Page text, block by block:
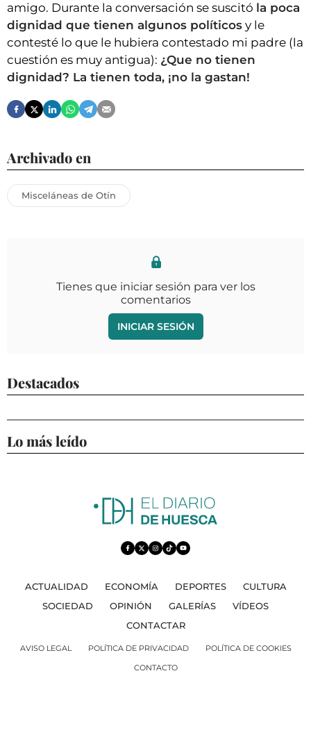
amigo. Durante la conversación se suscitó la poca
dignidad que tienen algunos políticos y le
contesté lo que le hubiera contestado mi padre (la
cuestión es muy antigua): ¿Que no tienen
dignidad? La tienen toda, ¡no la gastan!
Archivado en
Misceláneas de Otín
Tienes que iniciar sesión para ver los
comentarios
INICIAR SESIÓN
Destacados
Lo más leído
ACTUALIDAD ECONOMÍA DEPORTES
CULTURA
SOCIEDAD
OPINIÓN GALERÍAS
VÍDEOS
CONTACTAR
AVISO LEGAL POLÍTICA DE PRIVACIDAD
POLÍTICA DE COOKIES
CONTACTO